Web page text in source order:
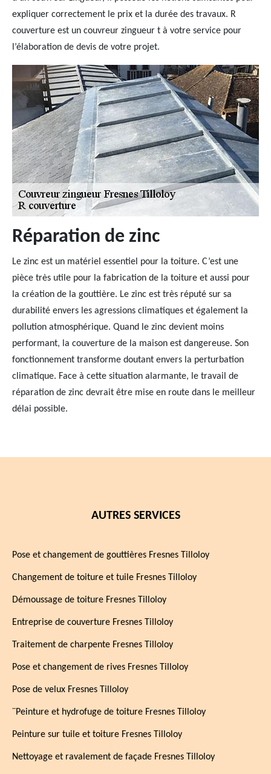
expliquer correctement le prix et la durée des travaux. R
couverture est un couvreur zingueur t à votre service pour
l’élaboration de devis de votre projet.
Réparation de zinc
Le zinc est un matériel essentiel pour la toiture. C’est une
pièce très utile pour la fabrication de la toiture et aussi pour
la création de la gouttière. Le zinc est très réputé sur sa
durabilité envers les agressions climatiques et également la
pollution atmosphérique. Quand le zinc devient moins
performant, la couverture de la maison est dangereuse. Son
fonctionnement transforme doutant envers la perturbation
climatique. Face à cette situation alarmante, le travail de
réparation de zinc devrait être mise en route dans le meilleur
délai possible.
AUTRES SERVICES
Pose et changement de gouttières Fresnes Tilloloy
Changement de toiture et tuile Fresnes Tilloloy
Démoussage de toiture Fresnes Tilloloy
Entreprise de couverture Fresnes Tilloloy
Traitement de charpente Fresnes Tilloloy
Pose et changement de rives Fresnes Tilloloy
Pose de velux Fresnes Tilloloy
¨Peinture et hydrofuge de toiture Fresnes Tilloloy
Peinture sur tuile et toiture Fresnes Tilloloy
Nettoyage et ravalement de façade Fresnes Tilloloy